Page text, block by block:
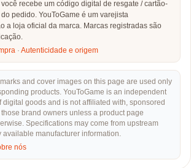
recebe um código digital de resgate / cartão-
pedido. YouToGame é um varejista
a loja oficial da marca. Marcas registradas são
· Autenticidade e origem
and cover images on this page are used only
products. YouToGame is an independent
digital goods and is not affiliated with, sponsored
those brand owners unless a product page
Specifications may come from upstream
manufacturer information.
nós